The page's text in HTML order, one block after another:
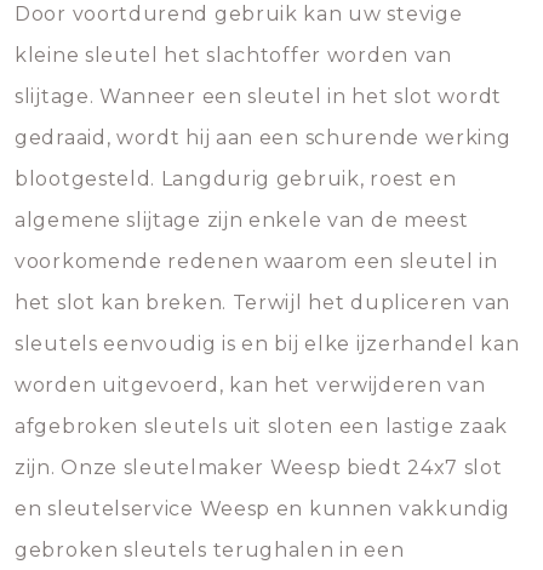
Door voortdurend gebruik kan uw stevige
kleine sleutel het slachtoffer worden van
slijtage. Wanneer een sleutel in het slot wordt
gedraaid, wordt hij aan een schurende werking
blootgesteld. Langdurig gebruik, roest en
algemene slijtage zijn enkele van de meest
voorkomende redenen waarom een sleutel in
het slot kan breken. Terwijl het dupliceren van
sleutels eenvoudig is en bij elke ijzerhandel kan
worden uitgevoerd, kan het verwijderen van
afgebroken sleutels uit sloten een lastige zaak
zijn. Onze sleutelmaker Weesp biedt 24x7 slot
en sleutelservice Weesp en kunnen vakkundig
gebroken sleutels terughalen in een